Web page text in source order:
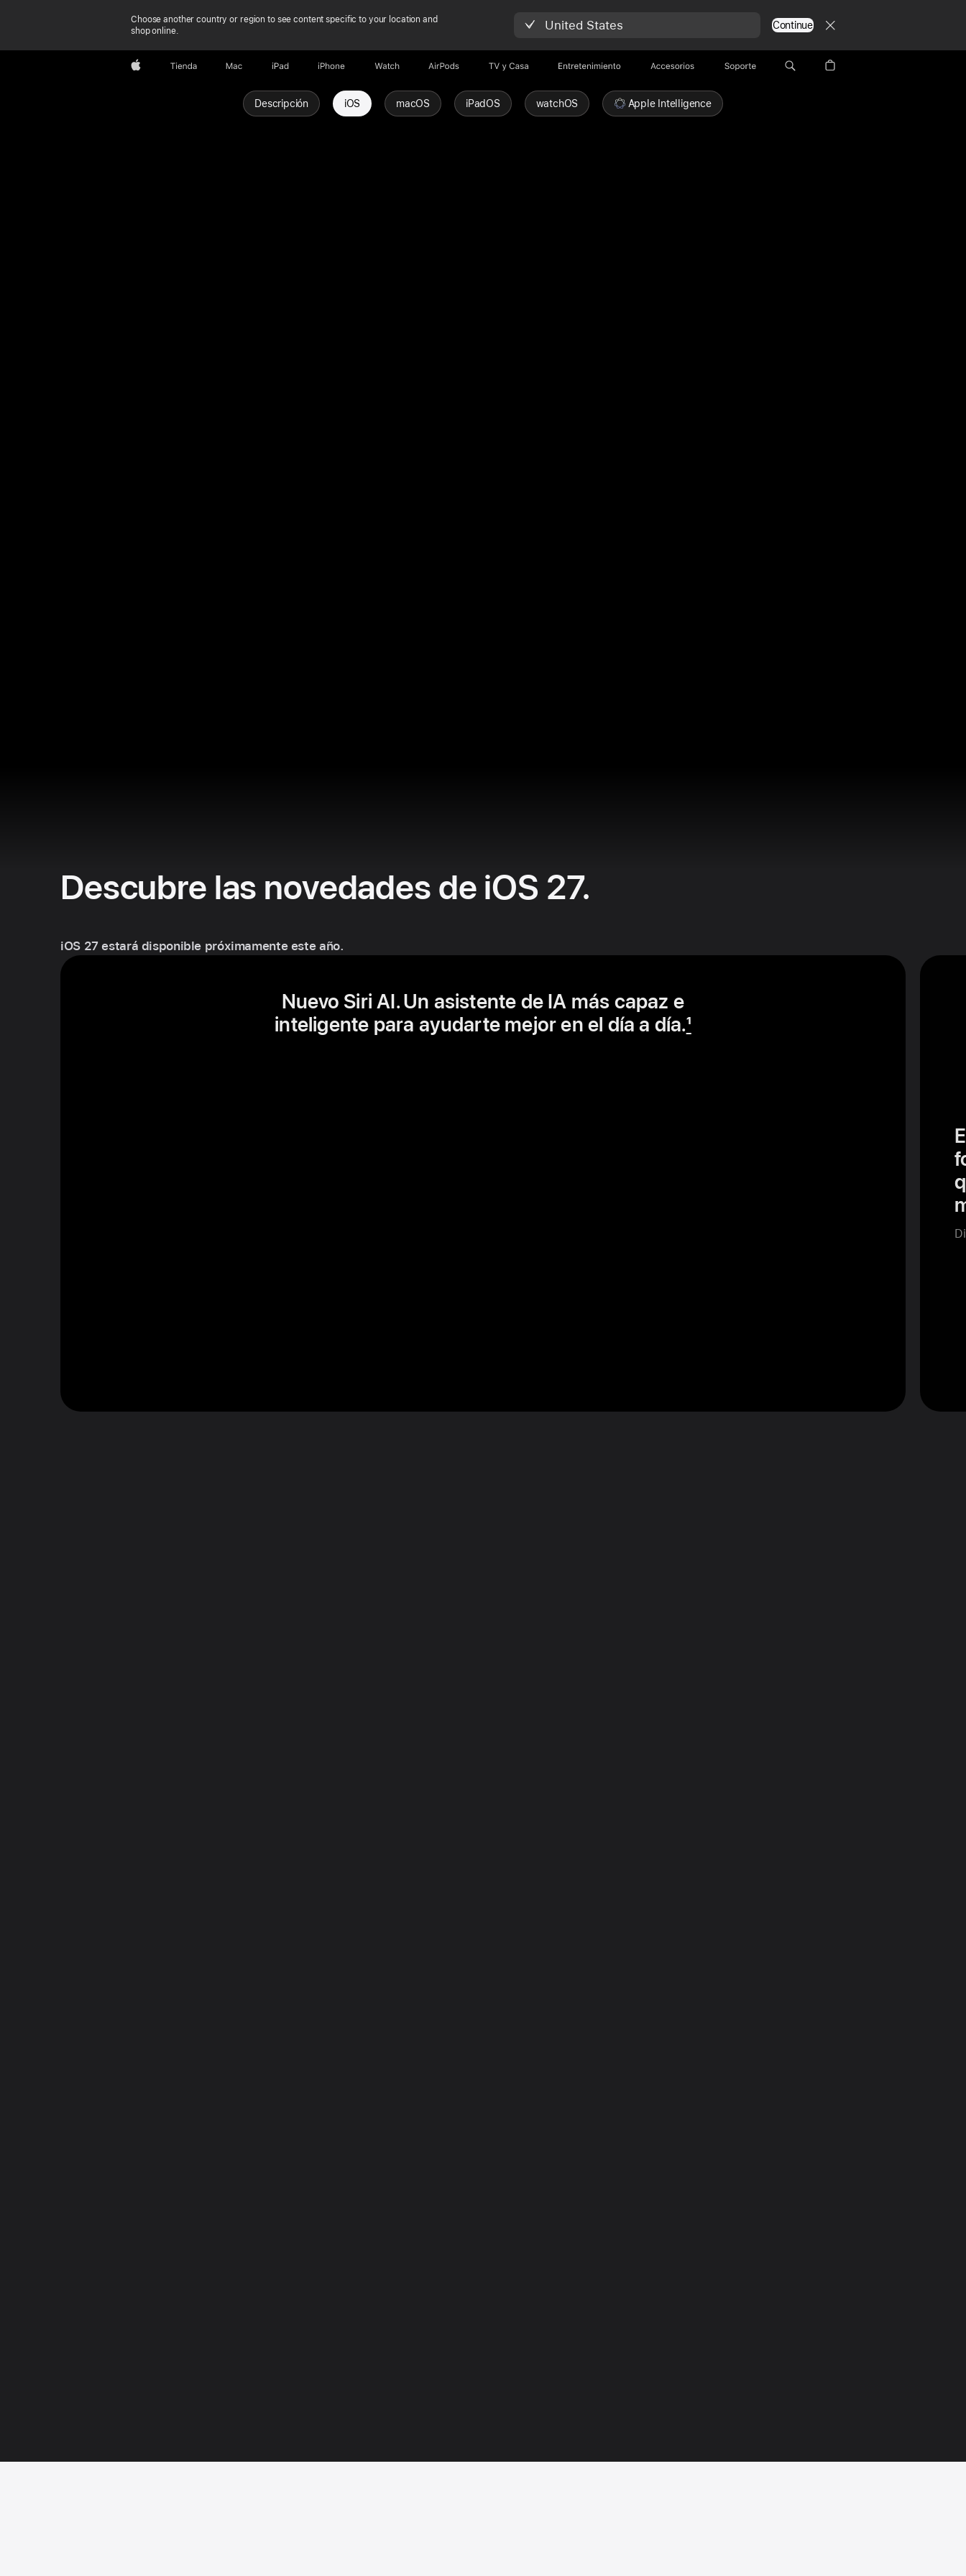
Choose another country or region to see content specific to your location and
shop online.
United States Continue
AppleTienda Mac iPad iPhone Watch AirPods TV & Casa Entretenimiento Accesorios Soporte
Descripción iOS macOS iPadOS watchOS Apple Intelligence
Descubre las novedades de iOS 27.
iOS 27 estará disponible próximamente este año.
Nuevo Siri AI. Un asistente de IA más capaz e
inteligente para ayudarte mejor en el día a día.1